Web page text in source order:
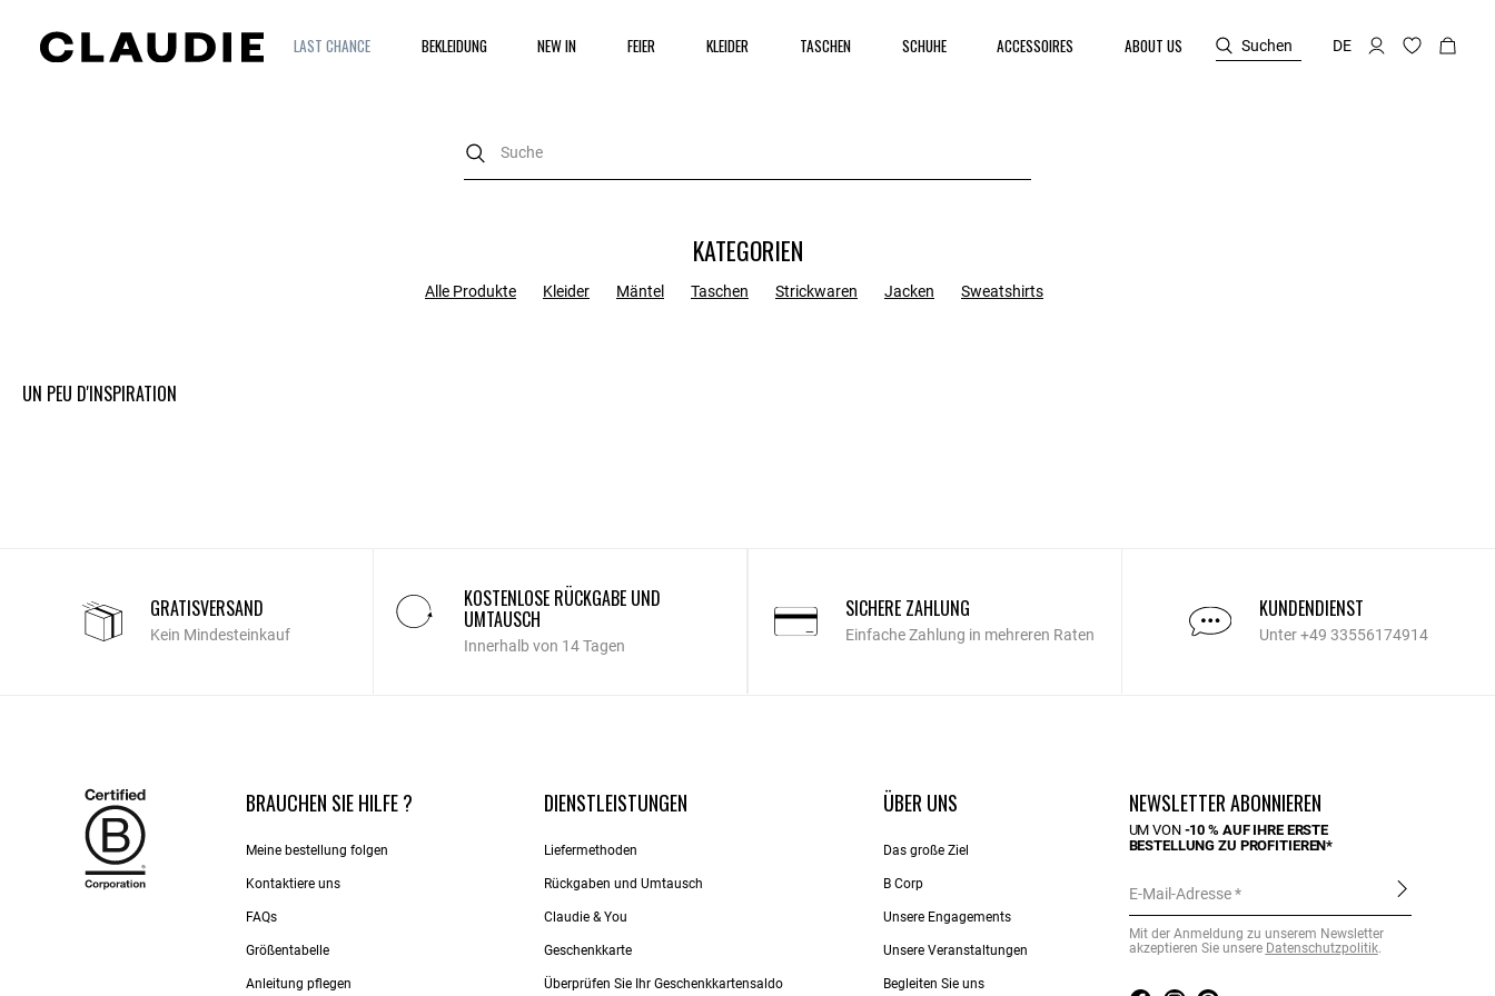
LAST CHANCE BEKLEIDUNG NEW IN FEIER KLEIDER TASCHEN SCHUHE ACCESSOIRES ABOUT US Suchen DE
KATEGORIEN
Alle Produkte Kleider Mäntel Taschen Strickwaren Jacken Sweatshirts
UN PEU D'INSPIRATION
GRATISVERSAND
Kein Mindesteinkauf
KOSTENLOSE RÜCKGABE UND
UMTAUSCH
Innerhalb von 14 Tagen
SICHERE ZAHLUNG
Einfache Zahlung in mehreren Raten
KUNDENDIENST
Unter +49 33556174914
BRAUCHEN SIE HILFE ?
Meine bestellung folgen
Kontaktiere uns​
FAQs
Größentabelle
Anleitung pflegen
DIENSTLEISTUNGEN
Liefermethoden
Rückgaben und Umtausch
Claudie & You
Geschenkkarte
Überprüfen Sie Ihr Geschenkkartensaldo
ÜBER UNS
Das große Ziel
B Corp
Unsere Engagements
Unsere Veranstaltungen
Begleiten Sie uns
NEWSLETTER ABONNIEREN
UM VON -10 % AUF IHRE ERSTE
BESTELLUNG ZU PROFITIEREN*
E-Mail-Adresse
Mit der Anmeldung zu unserem Newsletter
akzeptieren Sie unsere Datenschutzpolitik.